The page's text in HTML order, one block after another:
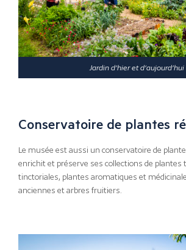
Jardin d’hier et d’aujourd’hui
Conservatoire de plantes
Le musée est aussi un conservatoire de
enrichit et préserve ses collections de plantes
tinctoriales, plantes aromatiques et
anciennes et arbres fruitiers.